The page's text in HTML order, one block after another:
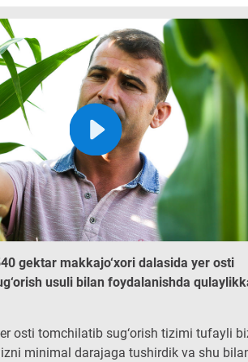
gektar makkajo‘xori dalasida yer osti
usuli bilan foydalanishda
osti tomchilatib sug‘orish tizimi tufayli
minimal darajaga tushirdik va shu